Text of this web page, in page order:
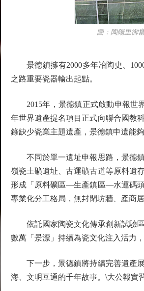
圖：陶陽里御窰
景德鎮擁有2000多年冶陶史、1000
之路重要瓷器輸出起點。
2015年，景德鎮正式啟動申報世界
年世界遺產提名項目正式向聯合國教
錄缺少瓷業主題遺產，景德鎮申遺能夠
不同於單一遺址申報思路，景德鎮
嶺瓷土礦遺址、古運礦古道等原料遺
形成「原料礦區—生產鎮區—水運碼頭
專業化分工格局，無封閉坊牆、產商
依託國家陶瓷文化傳承創新試驗區
數萬「景漂」持續為瓷文化注入活力
下一步，景德鎮將持續完善遺產展
海、文明互通的千年故事。\大公報實